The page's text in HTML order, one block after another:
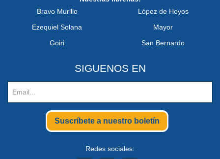
Bravo Murillo
Ezequiel Solana
Goiri
López de Hoyos
Mayor
San Bernardo
SIGUENOS EN
Suscríbete a nuestro boletín
Redes sociales: